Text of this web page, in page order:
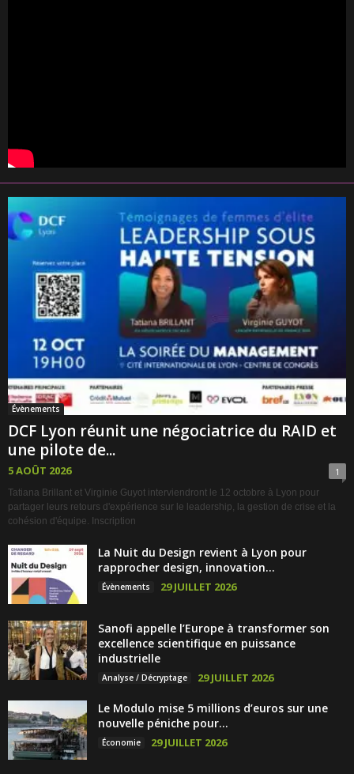
Évènements
DCF Lyon réunit une négociatrice du RAID et
une pilote de...
5 AOÛT 2026 1
Tatiana Brillant et Virginie Guyot interviendront le 12 octobre à Lyon pour
partager leurs retours d'expérience sur le leadership, la gestion de crise et la
cohésion d'équipe. Inscription
La Nuit du Design revient à Lyon pour
rapprocher design, innovation...
Évènements 29 JUILLET 2026
Sanofi appelle l’Europe à transformer son
excellence scientifique en puissance
industrielle
Analyse / Décryptage 29 JUILLET 2026
Le Modulo mise 5 millions d’euros sur une
nouvelle péniche pour...
Économie 29 JUILLET 2026